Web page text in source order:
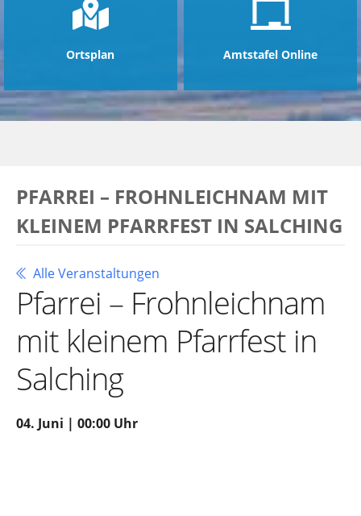
Ortsplan Amtstafel Online
PFARREI – FROHNLEICHNAM MIT
KLEINEM PFARRFEST IN SALCHING
Alle Veranstaltungen
Pfarrei – Frohnleichnam
mit kleinem Pfarrfest in
Salching
04. Juni | 00:00 Uhr